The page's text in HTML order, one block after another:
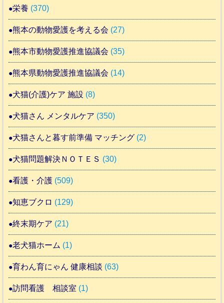
栄養 (370)
熊本の動物愛護を考える会 (27)
熊本市動物愛護推進協議会 (35)
熊本県動物愛護推進協議会 (14)
犬猫(介護)ケア 施設 (8)
犬猫さん メンタルケア (350)
犬猫さんと暮す前準備 マッチング (2)
犬猫問題解決ＮＯＴＥＳ (30)
看護・介護 (509)
知恵ブクロ (129)
終末期ケア (21)
老犬猫ホーム (1)
育わん育にゃん 健康相談 (63)
訪問看護 相談室 (1)